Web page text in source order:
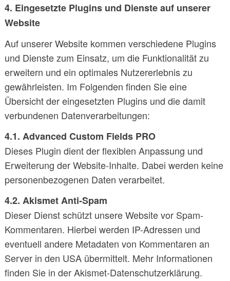
4. Eingesetzte Plugins und Dienste auf unserer
Website
Auf unserer Website kommen verschiedene Plugins
und Dienste zum Einsatz, um die Funktionalität zu
erweitern und ein optimales Nutzererlebnis zu
gewährleisten. Im Folgenden finden Sie eine
Übersicht der eingesetzten Plugins und die damit
verbundenen Datenverarbeitungen:
4.1. Advanced Custom Fields PRO
Dieses Plugin dient der flexiblen Anpassung und
Erweiterung der Website-Inhalte. Dabei werden keine
personenbezogenen Daten verarbeitet.
4.2. Akismet Anti-Spam
Dieser Dienst schützt unsere Website vor Spam-
Kommentaren. Hierbei werden IP-Adressen und
eventuell andere Metadaten von Kommentaren an
Server in den USA übermittelt. Mehr Informationen
finden Sie in der Akismet-Datenschutzerklärung.